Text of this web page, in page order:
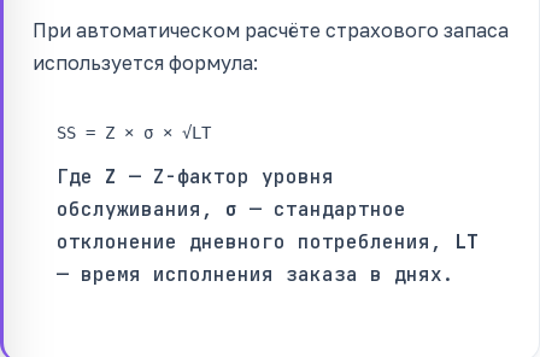
При автоматическом расчёте страхового запаса
используется формула:
SS = Z × σ × √LT
Где Z — Z-фактор уровня
обслуживания, σ — стандартное
отклонение дневного потребления, LT
— время исполнения заказа в днях.